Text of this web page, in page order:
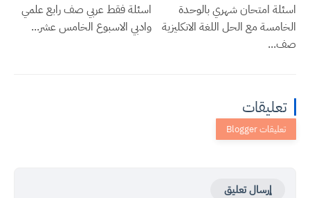
اسئلة امتحان شهري بالوحدة
الخامسة مع الحل اللغة الانكليزية
صف...
اسئلة فقط عربي صف رابع علمي
وادبي الاسبوع الخامس عشر...
تعليقات
إرسال تعليق